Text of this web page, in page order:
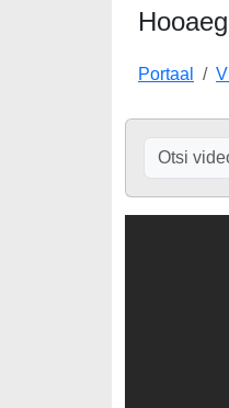
Portaal